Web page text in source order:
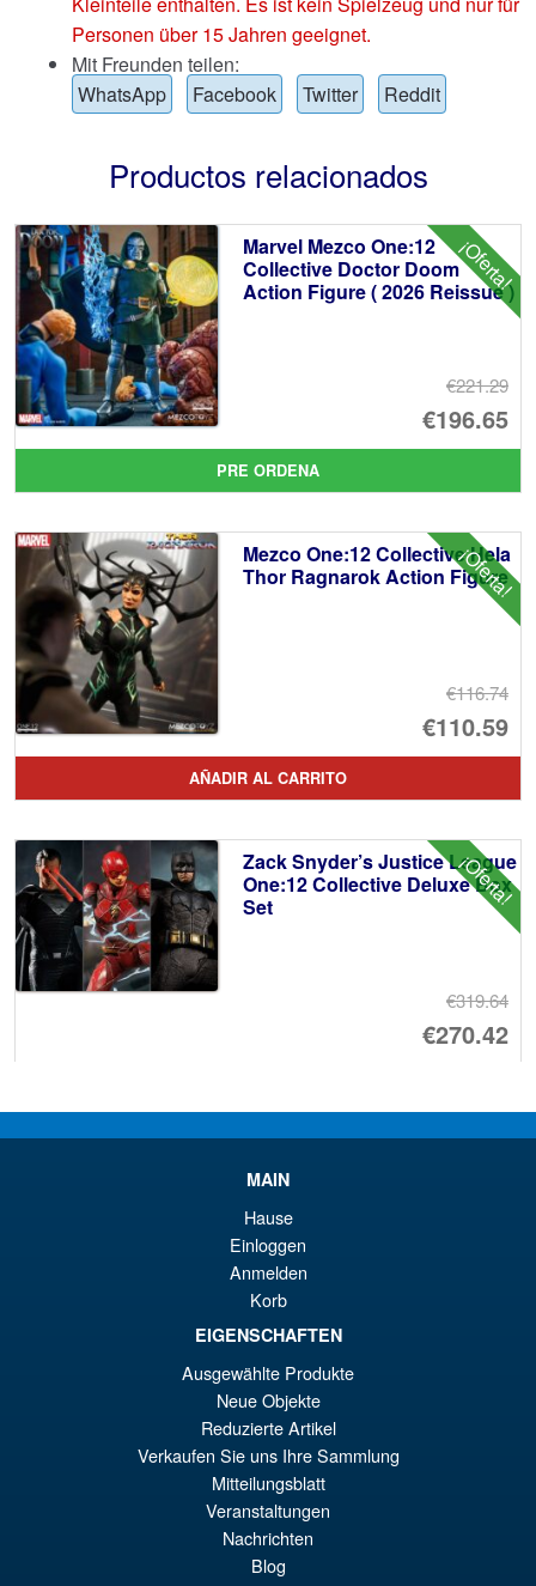
Personen über 15 Jahren geeignet.
Mit Freunden teilen:
WhatsApp
Facebook Twitter Reddit
Productos relacionados
¡Oferta!
Marvel Mezco One:12
Collective Doctor Doom
Action Figure ( 2026 Reissue )
€221.29
El
€196.65
El
PRE ORDENA
¡Oferta!
Mezco One:12 Collective Hela
Thor Ragnarok Action Figure
€116.74
El
€110.59
El
AÑADIR AL CARRITO
¡Oferta!
Zack Snyder’s Justice League
One:12 Collective Deluxe Box
Set
€319.64
El
€270.42
El
Mezco One:12 Collective
Conan 1982 (Pit Fighter
Edition) Action Figure
PRE ORDENA
Mezco One:12 Collective
Spider-Man 2099 Action
Figure
MAIN
Hause
Einloggen
Anmelden
Korb
EIGENSCHAFTEN
Ausgewählte Produkte
Neue Objekte
Reduzierte Artikel
Verkaufen Sie uns Ihre Sammlung
Mitteilungsblatt
Veranstaltungen
Nachrichten
Blog